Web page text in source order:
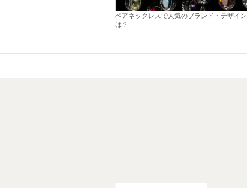
ペアネックレスで人気のブランド・デザイン
は？